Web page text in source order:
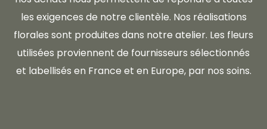
les exigences de notre clientèle. Nos réalisations
florales sont produites dans notre atelier. Les fleurs
utilisées proviennent de fournisseurs sélectionnés
et labellisés en France et en Europe, par nos soins.